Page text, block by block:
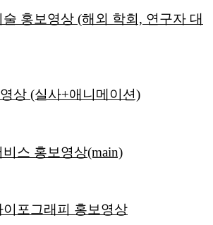
홍보영상 (해외 학회, 연구자 대
상 (실사+애니메이션)
스 홍보영상(main)
포그래피 홍보영상